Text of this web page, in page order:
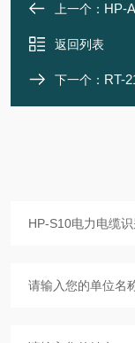
上一个： HP-
返回列表
下一个： RT-